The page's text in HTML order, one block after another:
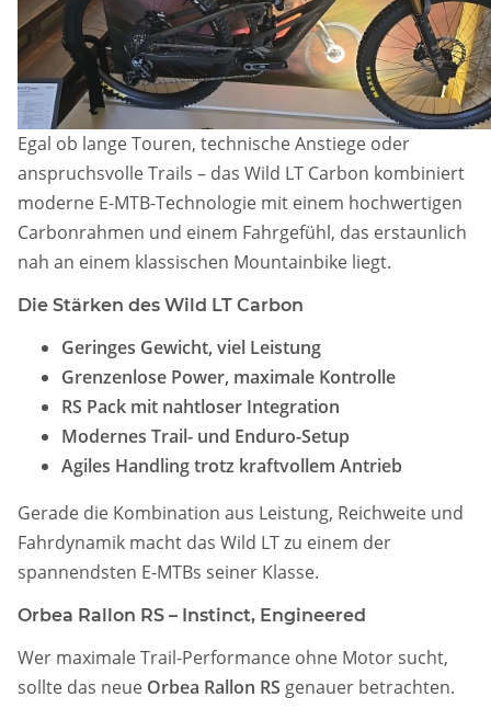
Egal ob lange Touren, technische Anstiege oder
anspruchsvolle Trails – das Wild LT Carbon kombiniert
moderne E-MTB-Technologie mit einem hochwertigen
Carbonrahmen und einem Fahrgefühl, das erstaunlich
nah an einem klassischen Mountainbike liegt.
Die Stärken des Wild LT Carbon
Geringes Gewicht, viel Leistung
Grenzenlose Power, maximale Kontrolle
RS Pack mit nahtloser Integration
Modernes Trail- und Enduro-Setup
Agiles Handling trotz kraftvollem Antrieb
Gerade die Kombination aus Leistung, Reichweite und
Fahrdynamik macht das Wild LT zu einem der
spannendsten E-MTBs seiner Klasse.
Orbea Rallon RS – Instinct, Engineered
Wer maximale Trail-Performance ohne Motor sucht,
sollte das neue Orbea Rallon RS genauer betrachten.